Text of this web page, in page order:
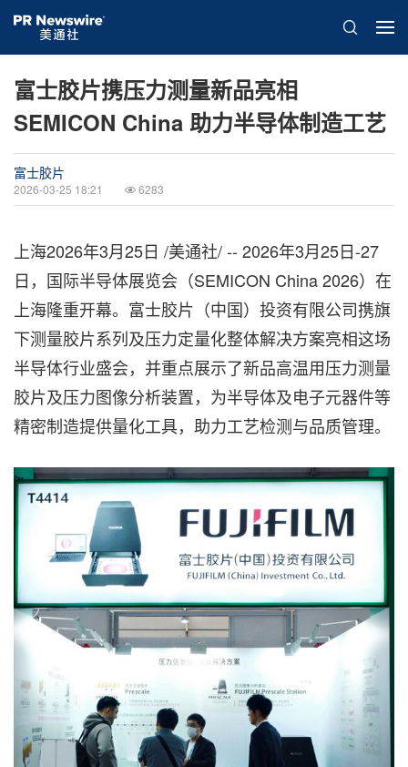
富士胶片携压力测量新品亮相
SEMICON China 助力半导体制造工艺
富士胶片
2026-03-25 18:21 6283
上海2026年3月25日 /美通社/ -- 2026年3月25日-27
日，国际半导体展览会（SEMICON China 2026）在
上海隆重开幕。富士胶片（中国）投资有限公司携旗
下测量胶片系列及压力定量化整体解决方案亮相这场
半导体行业盛会，并重点展示了新品高温用压力测量
胶片及压力图像分析装置，为半导体及电子元器件等
精密制造提供量化工具，助力工艺检测与品质管理。